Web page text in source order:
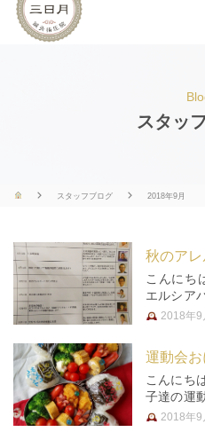
スタッ
スタッフブログ 2018年9月
こんにち
エルシア
「健康つ
すね。 ●
2018年9
運動会
こんにち
子達の運
ずは、い
2018年9